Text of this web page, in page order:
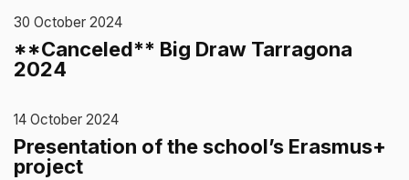
30 October 2024
**Canceled** Big Draw Tarragona
2024
14 October 2024
Presentation of the school’s Erasmus+
project